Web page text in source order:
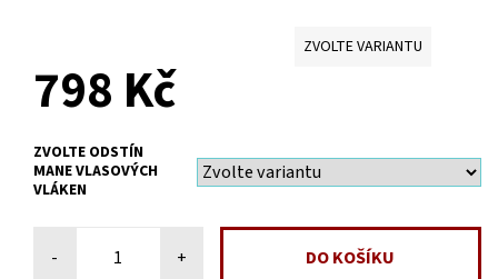
ZVOLTE VARIANTU
798 Kč
ZVOLTE ODSTÍN
MANE VLASOVÝCH
VLÁKEN
- +